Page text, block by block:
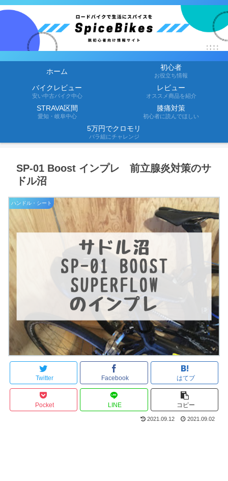
ホーム 初心者
お役立ち情報
バイクレビュー
安い中古バイク中心
レビュー
オススメ商品を紹介
STRAVA区間
愛知・岐阜中心
膝痛対策
初心者に読んでほしい
5万円でクロモリ
バラ組にチャレンジ
SP-01 Boost インプレ 前立腺炎対策のサ
ドル沼
ハンドル・シート
Twitter Facebook はてブ
Pocket LINE コピー
2021.09.12 2021.09.02